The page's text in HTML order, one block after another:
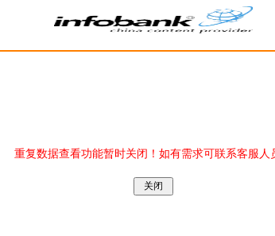
重复数据查看功能暂时关闭！如有需求可联系客服人